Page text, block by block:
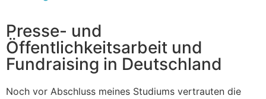
Presse- und
Öffentlichkeitsarbeit und
Fundraising in Deutschland
Noch vor Abschluss meines Studiums vertrauten die